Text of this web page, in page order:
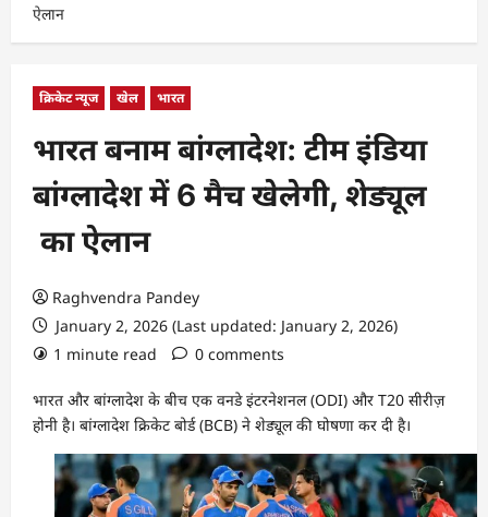
ऐलान
क्रिकेट न्यूज खेल भारत
भारत बनाम बांग्लादेश: टीम इंडिया
बांग्लादेश में 6 मैच खेलेगी, शेड्यूल
का ऐलान
Raghvendra Pandey
January 2, 2026 (Last updated: January 2, 2026)
1 minute read
0 comments
भारत और बांग्लादेश के बीच एक वनडे इंटरनेशनल (ODI) और T20 सीरीज़
होनी है। बांग्लादेश क्रिकेट बोर्ड (BCB) ने शेड्यूल की घोषणा कर दी है।